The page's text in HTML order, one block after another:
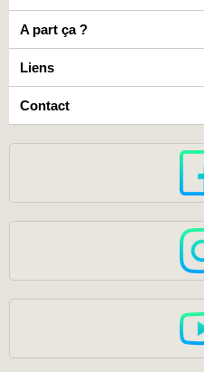
A part ça ?
Liens
Contact